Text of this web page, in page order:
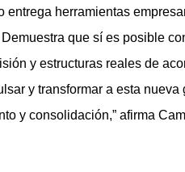
entrega herramientas
que sí es posible
y estructuras reales de
y transformar a esta
y consolidación,” afirma